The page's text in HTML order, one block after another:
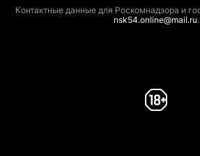
Контактные данные для Роскомнадзора и
nsk54.online@mail.ru.